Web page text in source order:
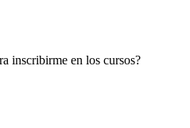
inscribirme en los cursos?